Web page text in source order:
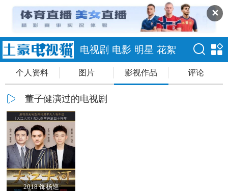
✕
电视剧 电影 明星 花絮
个人资料 图片 影视作品 评论
董子健演过的电视剧
2018 饰杨巡